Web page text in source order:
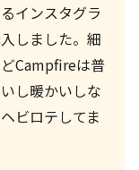
インスタグラ
しました。細
Campfireは普
し暖かいしな
ビロテしてま